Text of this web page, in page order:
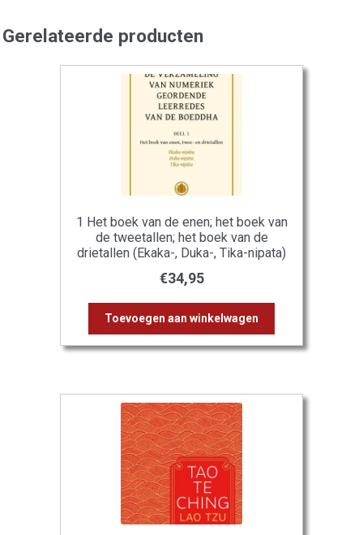
Gerelateerde producten
1 Het boek van de enen; het boek van
de tweetallen; het boek van de
drietallen (Ekaka-, Duka-, Tika-nipata)
€34,95
Toevoegen aan winkelwagen